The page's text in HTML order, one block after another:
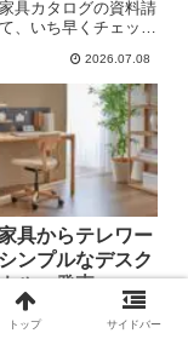
具カタログの資料請
、いち早くチェック
ってフォームを入力
を送ってもらうとい
なっておりました。
はなかなか資料請
2026.07.08
具からテレワー
ンプルなデスク
ル」発売
から
（クリアネル）」
トップ サイドバー